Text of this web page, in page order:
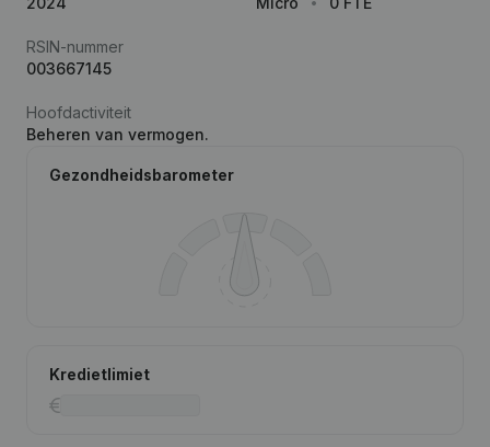
RSIN-nummer
003667145
Hoofdactiviteit
Beheren van vermogen.
Gezondheidsbarometer
Kredietlimiet